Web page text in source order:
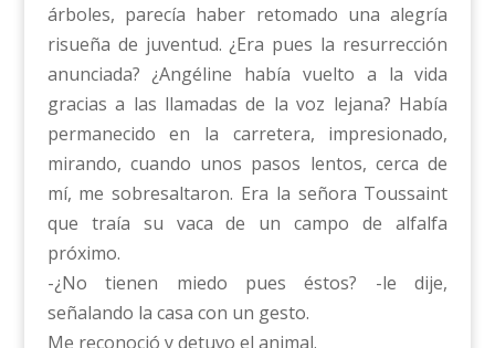
árboles, parecía haber retomado una alegría
risueña de juventud. ¿Era pues la resurrección
anunciada? ¿Angéline había vuelto a la vida
gracias a las llamadas de la voz lejana? Había
permanecido en la carretera, impresionado,
mirando, cuando unos pasos lentos, cerca de
mí, me sobresaltaron. Era la señora Toussaint
que traía su vaca de un campo de alfalfa
próximo.
-¿No tienen miedo pues éstos? -le dije,
señalando la casa con un gesto.
Me reconoció y detuvo el animal.